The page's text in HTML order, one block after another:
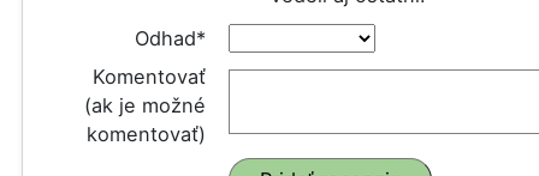
Odhad*
Komentovať
(ak je možné
komentovať)